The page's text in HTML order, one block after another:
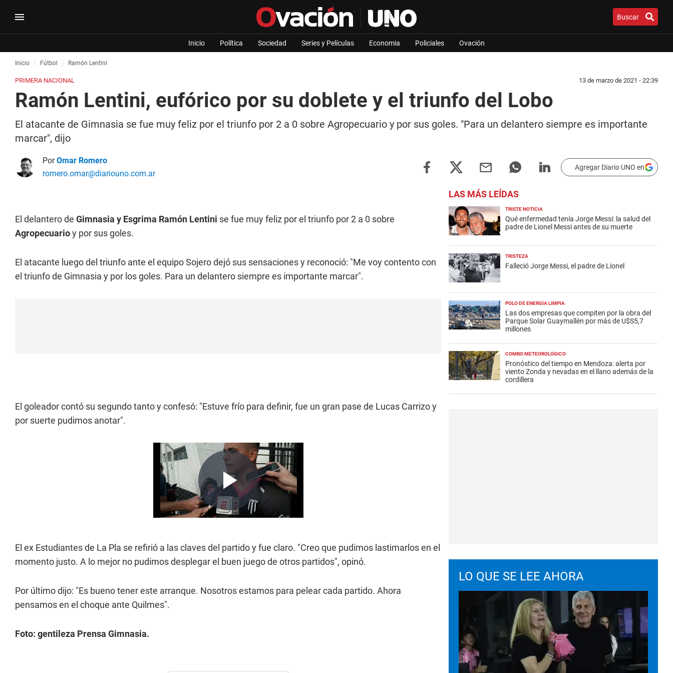
Buscar
Inicio Política Sociedad Series y Películas Economia Policiales Ovación
Inicio Fútbol Ramón Lentini
PRIMERA NACIONAL 13 de marzo de 2021 - 22:39
Ramón Lentini, eufórico por su doblete y el triunfo del Lobo
El atacante de Gimnasia se fue muy feliz por el triunfo por 2 a 0 sobre Agropecuario y por sus goles. "Para un delantero siempre es importante
marcar", dijo
PorOmar Romero
romero.omar@diariouno.com.ar
Agregar Diario UNO en
El delantero de Gimnasia y Esgrima Ramón Lentini se fue muy feliz por el triunfo por 2 a 0 sobre
Agropecuarioy por sus goles.
El atacante luego del triunfo ante el equipo Sojero dejó sus sensaciones y reconoció: "Me voy contento con
el triunfo de Gimnasia y por los goles. Para un delantero siempre es importante marcar".
El goleador contó su segundo tanto y confesó: "Estuve frío para definir, fue un gran pase de Lucas Carrizo y
por suerte pudimos anotar".
El ex Estudiantes de La Pla se refirió a las claves del partido y fue claro. "Creo que pudimos lastimarlos en el
momento justo. A lo mejor no pudimos desplegar el buen juego de otros partidos", opinó.
Por último dijo: "Es bueno tener este arranque. Nosotros estamos para pelear cada partido. Ahora
pensamos en el choque ante Quilmes".
Foto: gentileza Prensa Gimnasia.
LAS MÁS LEÍDAS
TRISTE NOTICIA
Qué enfermedad tenía Jorge Messi: la salud del
padre de Lionel Messi antes de su muerte
TRISTEZA
Falleció Jorge Messi, el padre de Lionel
POLO DE ENERGÍA LIMPIA
Las dos empresas que compiten por la obra del
Parque Solar Guaymallén por más de U$S5,7
millones
COMBO METEOROLÓGICO
Pronóstico del tiempo en Mendoza: alerta por
viento Zonda y nevadas en el llano además de la
cordillera
LO QUE SE LEE AHORA